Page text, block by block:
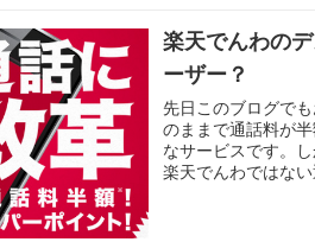
楽天でんわの
ーザー？
先日このブログで
のままで通話料が
なサービスです。
楽天でんわではな